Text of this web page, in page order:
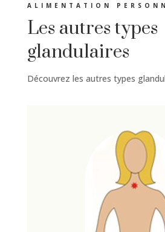
ALIMENTATION
Les autres types
glandulaires
Découvrez les autres types